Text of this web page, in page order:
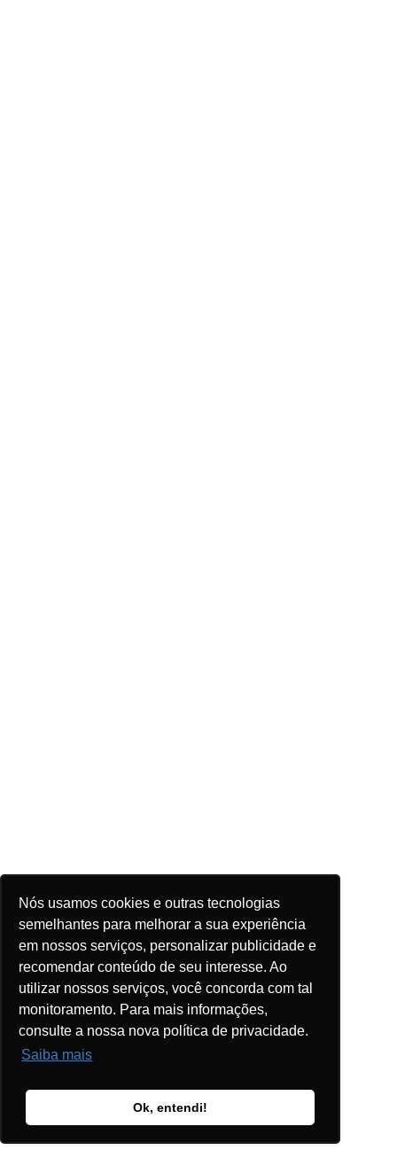
Nós usamos cookies e outras tecnologias
semelhantes para melhorar a sua experiência
em nossos serviços, personalizar publicidade e
recomendar conteúdo de seu interesse. Ao
utilizar nossos serviços, você concorda com tal
monitoramento. Para mais informações,
consulte a nossa nova política de privacidade.
Saiba mais
Ok, entendi!